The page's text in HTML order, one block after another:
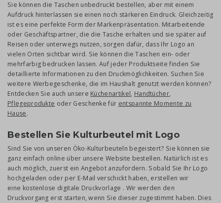
Sie können die Taschen unbedruckt bestellen, aber mit einem
Aufdruck hinterlassen sie einen noch stärkeren Eindruck. Gleichzeitig
ist es eine perfekte Form der Markenpräsentation. Mitarbeitende
oder Geschäftspartner, die die Tasche erhalten und sie später auf
Reisen oder unterwegs nutzen, sorgen dafür, dass Ihr Logo an
vielen Orten sichtbar wird. Sie können die Taschen ein- oder
mehrfarbig bedrucken lassen. Auf jeder Produktseite finden Sie
detaillierte Informationen zu den Druckmöglichkeiten. Suchen Sie
weitere Werbegeschenke, die im Haushalt genutzt werden können?
Entdecken Sie auch unsere Küchenartikel, Handtücher,
Pflegeprodukte oder Geschenke für entspannte Momente zu
Hause.
Bestellen Sie Kulturbeutel mit Logo
Sind Sie von unseren Öko-Kulturbeuteln begeistert? Sie können sie
ganz einfach online über unsere Website bestellen. Natürlich ist es
auch möglich, zuerst ein Angebot anzufordern. Sobald Sie Ihr Logo
hochgeladen oder per E-Mail verschickt haben, erstellen wir
eine kostenlose digitale Druckvorlage . Wir werden den
Druckvorgang erst starten, wenn Sie dieser zugestimmt haben. Dies